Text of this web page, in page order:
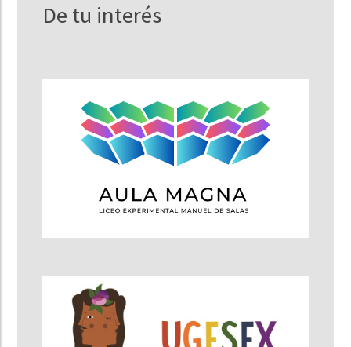
De tu interés